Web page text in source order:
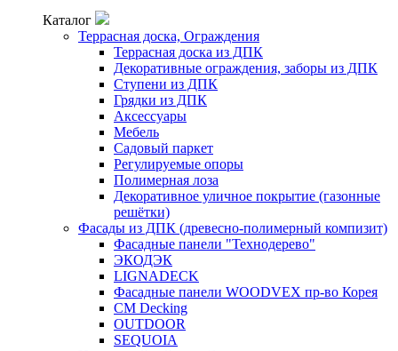
Каталог
Террасная доска, Ограждения
Террасная доска из ДПК
Декоративные ограждения, заборы из ДПК
Ступени из ДПК
Грядки из ДПК
Аксессуары
Мебель
Садовый паркет
Регулируемые опоры
Полимерная лоза
Декоративное уличное покрытие (газонные
решётки)
Фасады из ДПК (древесно-полимерный компизит)
Фасадные панели "Технодерево"
ЭКОДЭК
LIGNADECK
Фасадные панели WOODVEX пр-во Корея
CM Decking
OUTDOOR
SEQUOIA